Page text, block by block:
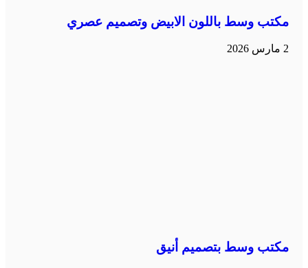
مكتب وسط باللون الابيض وتصميم عصري
2 مارس 2026
مكتب وسط بتصميم أنيق